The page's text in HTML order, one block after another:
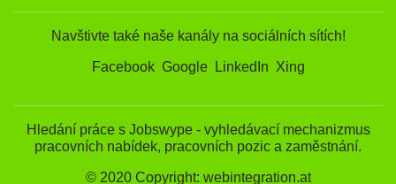
Navštivte také naše kanály na sociálních sítích!
Facebook Google LinkedIn Xing
Hledání práce s Jobswype - vyhledávací mechanizmus
pracovních nabídek, pracovních pozic a zaměstnání.
© 2020 Copyright: webintegration.at